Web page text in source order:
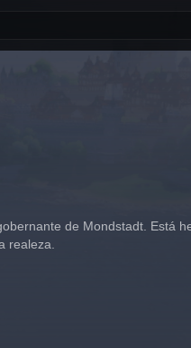
de Mondstadt. Está
realeza.